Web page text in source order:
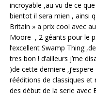
incroyable ,au vu de ce
bientot il sera mien , ainsi
Britain » a prix cool avec
Moore , 2 géants pour le
l’excellent Swamp Thing
tres bon ! d’ailleurs j’me
)de cette derniere
rééditions de classiques
des début de la serie avec